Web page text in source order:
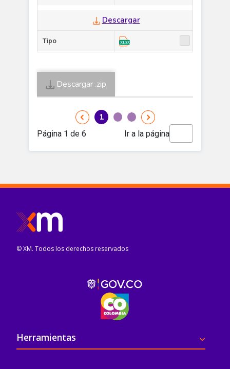
© XM. Todos los derechos reservados
Pie de página
Herramientas